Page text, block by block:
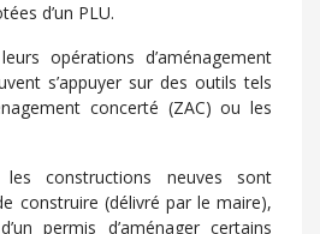
d’un PLU.
opérations d’aménagement
s’appuyer sur des outils tels
concerté (ZAC) ou les
constructions neuves sont
construire (délivré par le maire),
permis d’aménager certains